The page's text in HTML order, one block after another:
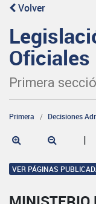
Volver
Oficiales
Primera
Primera Decisiones
|
VER PÁGINAS